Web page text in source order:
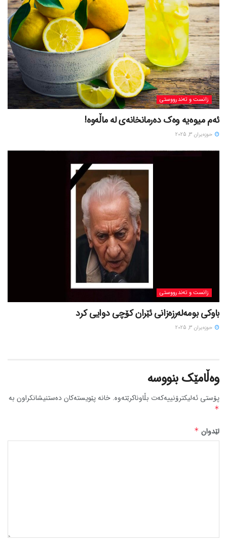
زانست و تەندرووستی
ئەم میوەیە وەک دەرمانخانەی لە ماڵەوە!
حوزه‌یران 3, 2025
زانست و تەندرووستی
باوکی بومەلەرزەزانی ئێران کۆچی دوایی کرد
حوزه‌یران 3, 2025
وەڵامێک بنووسە
پۆستی ئەلیکترۆنییەکەت بڵاوناکرێتەوە. خانە پێویستەکان دەستنیشانکراون بە
*
لێدوان *